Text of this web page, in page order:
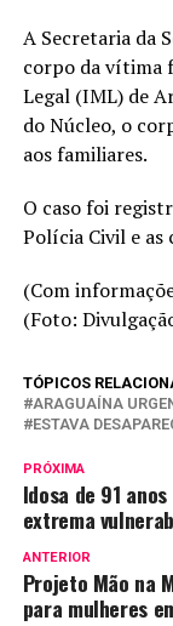
A Secretaria da
corpo da vítima
Legal (IML) de
do Núcleo, o
aos familiares.
O caso foi
Polícia Civil e as
(Com
(Foto:
TÓPICOS
ARAGUAÍNA
ESTAVA
PRÓXIMA
Idosa de 91
extrema
ANTERIOR
Projeto Mão na
para mulheres